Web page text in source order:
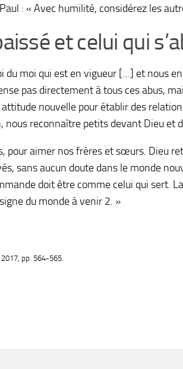
: « Avec humilité, considérez les
et celui qui
du moi qui est en vigueur […] et nous
pas directement à tous ces abus,
nouvelle pour établir des
reconnaître petits devant Dieu
aimer nos frères et sœurs. Dieu
sans aucun doute dans le monde
doit être comme celui qui sert.
du monde à venir 2. »
pp. 564-565.